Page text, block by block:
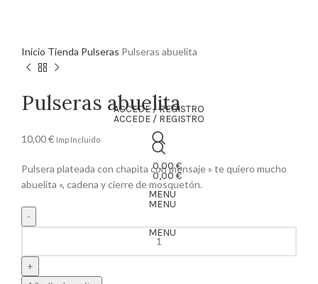
ACCEDE / REGISTRO
0,00€
MENU
ACCEDE / REGISTRO
0,00€
MENU
MENU
Inicio Tienda Pulseras Pulseras abuelita
Pulseras abuelita
10,00€ Imp Incluido
Pulsera plateada con chapita con mensaje » te quiero mucho
abuelita «, cadena y cierre de mosquetón.